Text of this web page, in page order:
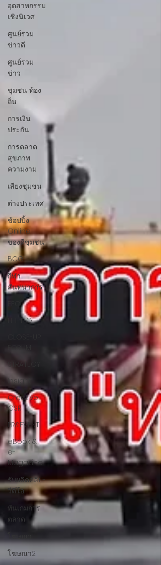
อุตสาหกรรม
เชิงนิเวศ
ศูนย์รวม
ข่าวดี
ศูนย์รวม
ข่าว
ชุมชน ท้อง
ถิ่น
การเงิน
ประกัน
การตลาด
สุขภาพ
ความงาม
เสียงชุมชน
ต่างประเทศ
ช้อปปิ้ง
Online
ของดีชุมชน
BCG
กีฬา
สันทนาการ
EEC
H-I-T-G
FORUM
STRATEGY
Insight
Creative
:CSR
PR&EVENT
eBook &
e-
Magazine
รับผลิตคลิป-
วีดีโอ
ทันเกมการ
ตลาด
โฆษณา2